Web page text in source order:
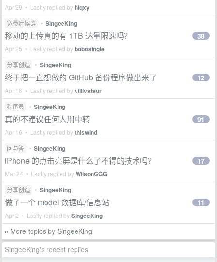
Apr 29 • Lastly replied byhiqxy
宽带症候群 • SingeeKing
移动的上传真的有 1TB 达量限速吗？
Apr 25 • Lastly replied bybobosingle
38
分享创造 • SingeeKing
终于把一直想做的 GitHub 备份程序做出来了
Apr 16 • Lastly replied byvillivateur
12
程序员 • SingeeKing
真的不建议任何人用中转
Apr 16 • Lastly replied bythiswind
91
问与答 • SingeeKing
iPhone 的点击亮屏是什么了不得的技术吗？
Mar 24 • Lastly replied byWilsonGGG
17
分享创造 • SingeeKing
做了一个 model 数据库/信息站
Apr 2 • Lastly replied bySingeeKing
11
» More topics by SingeeKing
SingeeKing's recent replies